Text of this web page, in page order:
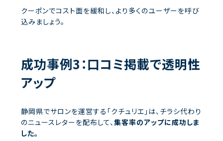
クーポンでコスト面を緩和し、より多くのユーザーを呼び
込みましょう。
成功事例3：口コミ掲載で透明性
アップ
静岡県でサロンを運営する「クチュリエ」は、チラシ代わり
のニュースレターを配布して、集客率のアップに成功しま
した。